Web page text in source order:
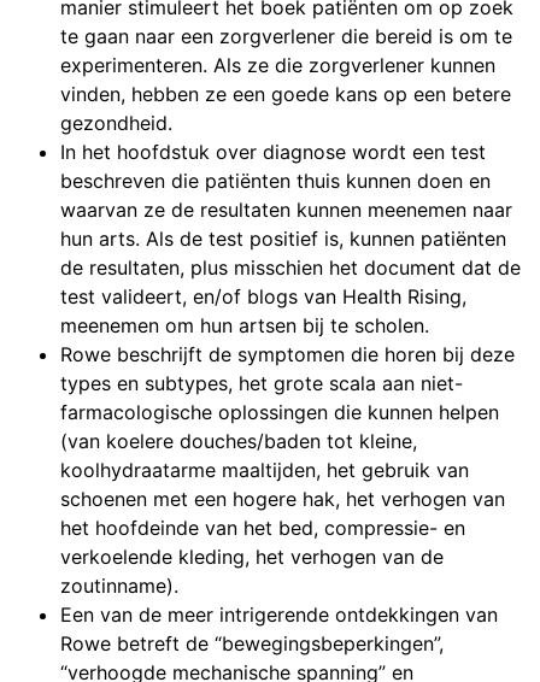
manier stimuleert het boek patiënten om op zoek
te gaan naar een zorgverlener die bereid is om te
experimenteren. Als ze die zorgverlener kunnen
vinden, hebben ze een goede kans op een betere
gezondheid.
In het hoofdstuk over diagnose wordt een test
beschreven die patiënten thuis kunnen doen en
waarvan ze de resultaten kunnen meenemen naar
hun arts. Als de test positief is, kunnen patiënten
de resultaten, plus misschien het document dat de
test valideert, en/of blogs van Health Rising,
meenemen om hun artsen bij te scholen.
Rowe beschrijft de symptomen die horen bij deze
types en subtypes, het grote scala aan niet-
farmacologische oplossingen die kunnen helpen
(van koelere douches/baden tot kleine,
koolhydraatarme maaltijden, het gebruik van
schoenen met een hogere hak, het verhogen van
het hoofdeinde van het bed, compressie- en
verkoelende kleding, het verhogen van de
zoutinname).
Een van de meer intrigerende ontdekkingen van
Rowe betreft de “bewegingsbeperkingen”,
“verhoogde mechanische spanning” en